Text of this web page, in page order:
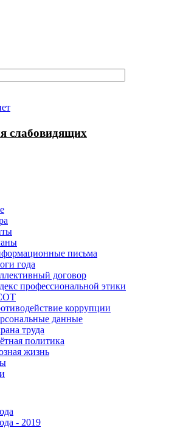
слабовидящих
письма
года
договор
профессиональной этики
коррупции
данные
труда
политика
жизнь
- 2019